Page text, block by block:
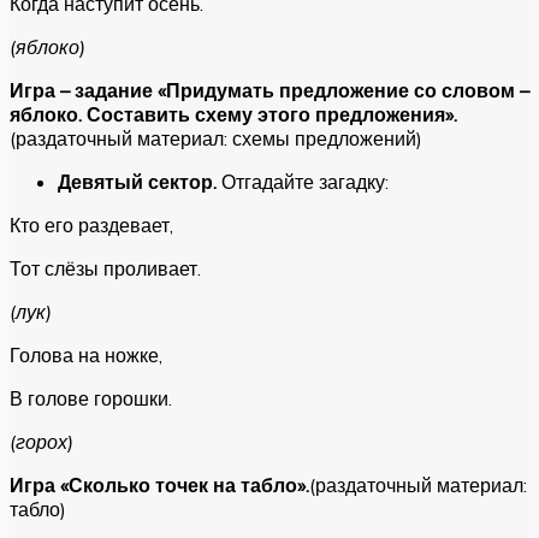
(яблоко)
Игра – задание «Придумать предложение со словом –
яблоко. Составить схему этого предложения».
(раздаточный материал: схемы предложений)
Девятый сектор. Отгадайте загадку:
Кто его раздевает,
Тот слёзы проливает.
(лук)
Голова на ножке,
В голове горошки.
(горох)
Игра «Сколько точек на табло».(раздаточный материал:
табло)